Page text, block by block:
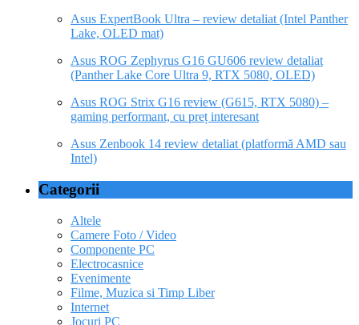
Asus ExpertBook Ultra – review detaliat (Intel Panther
Lake, OLED mat)
Asus ROG Zephyrus G16 GU606 review detaliat
(Panther Lake Core Ultra 9, RTX 5080, OLED)
Asus ROG Strix G16 review (G615, RTX 5080) –
gaming performant, cu preț interesant
Asus Zenbook 14 review detaliat (platformă AMD sau
Intel)
Categorii
Altele
Camere Foto / Video
Componente PC
Electrocasnice
Evenimente
Filme, Muzica si Timp Liber
Internet
Jocuri PC